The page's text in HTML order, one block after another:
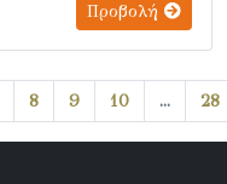
Προβολή
8 9 10 ... 28